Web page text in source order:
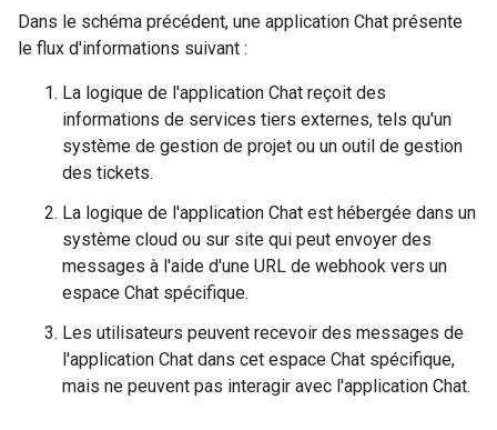
Dans le schéma précédent, une application Chat présente
le flux d'informations suivant :
La logique de l'application Chat reçoit des
informations de services tiers externes, tels qu'un
système de gestion de projet ou un outil de gestion
des tickets.
La logique de l'application Chat est hébergée dans un
système cloud ou sur site qui peut envoyer des
messages à l'aide d'une URL de webhook vers un
espace Chat spécifique.
Les utilisateurs peuvent recevoir des messages de
l'application Chat dans cet espace Chat spécifique,
mais ne peuvent pas interagir avec l'application Chat.